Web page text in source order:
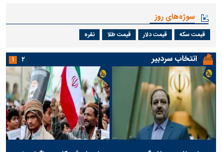
سوژه‌های روز
قیمت سکه قیمت دلار قیمت طلا نقره
انتخاب سردبیر ۱ ۲